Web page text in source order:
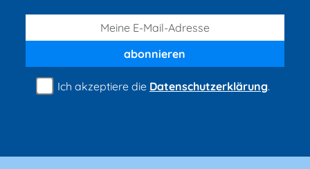
abonnieren
Ich akzeptiere die Datenschutzerklärung.